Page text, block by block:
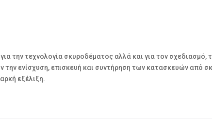
την τεχνολογία σκυροδέματος αλλά και για τον
ενίσχυση, επισκευή και συντήρηση των κατασκευών από
εξέλιξη.